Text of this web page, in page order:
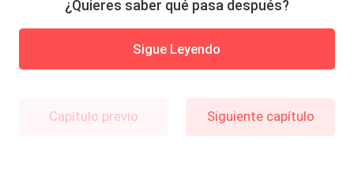
¿Quieres saber qué pasa después?
Sigue Leyendo
Capítulo previo Siguiente capítulo